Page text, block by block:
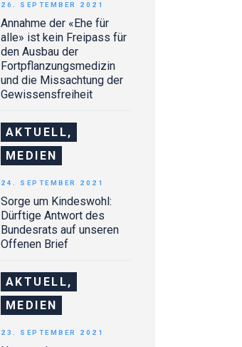
Annahme der «Ehe für
alle» ist kein Freipass für
den Ausbau der
Fortpflanzungsmedizin
und die Missachtung der
Gewissensfreiheit
26. SEPTEMBER 2021
AKTUELL,
MEDIEN
Sorge um Kindeswohl:
Dürftige Antwort des
Bundesrats auf unseren
Offenen Brief
24. SEPTEMBER 2021
AKTUELL,
MEDIEN
23. SEPTEMBER 2021